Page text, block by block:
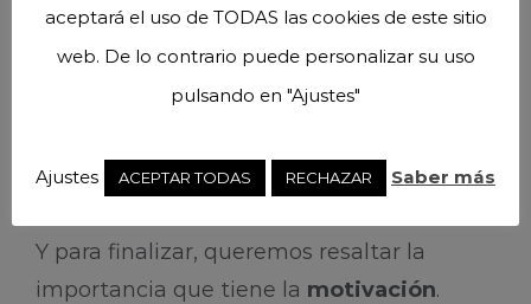
Y para finalizar, queremos resaltar la
importancia que tiene la motivación.
aceptará el uso de TODAS las cookies de este sitio
web. De lo contrario puede personalizar su uso
pulsando en "Ajustes"
Ajustes ACEPTAR TODAS RECHAZAR Saber más